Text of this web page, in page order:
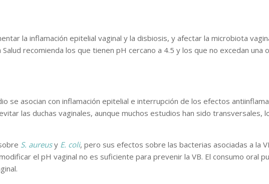
la inflamación epitelial vaginal y la disbiosis, y afectar la microbiota
recomienda los que tienen pH cercano a 4.5 y los que no excedan una
se asocian con inflamación epitelial e interrupción de los efectos
las duchas vaginales, aunque muchos estudios han sido transversales,
S. aureusy E. coli, pero sus efectos sobre las bacterias asociadas a la
el pH vaginal no es suficiente para prevenir la VB. El consumo oral